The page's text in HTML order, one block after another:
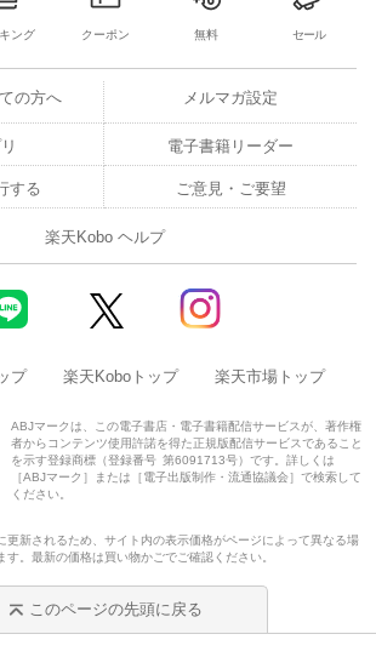
ング クーポン 無料 セール
の方へ メルマガ設定
電子書籍リーダー
する ご意見・ご要望
楽天Kobo ヘルプ
プ 楽天Koboトップ 楽天市場トップ
ABJマークは、この電子書店・電子書籍配信サービスが、著作権
者からコンテンツ使用許諾を得た正規版配信サービスであること
を示す登録商標（登録番号 第6091713号）です。詳しくは
［ABJマーク］または［電子出版制作・流通協議会］で検索して
ください。
更新されるため、サイト内の表示価格がページによって異なる場
す。最新の価格は買い物かごでご確認ください。
このページの先頭に戻る